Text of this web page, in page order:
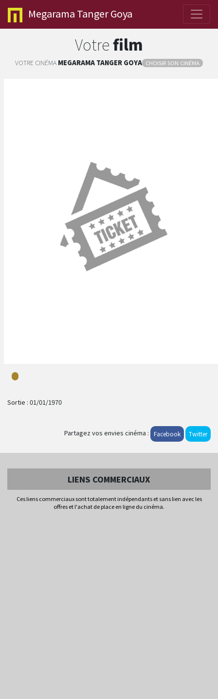
Megarama Tanger Goya
Votrefilm
VOTRE CINÉMA MEGARAMA TANGER GOYA CHOISIR SON CINÉMA
Sortie : 01/01/1970
Partagez vos envies cinéma : Facebook Twitter
LIENS COMMERCIAUX
Ces liens commerciaux sont totalement indépendants et sans lien avec les
offres et l'achat de place en ligne du cinéma.